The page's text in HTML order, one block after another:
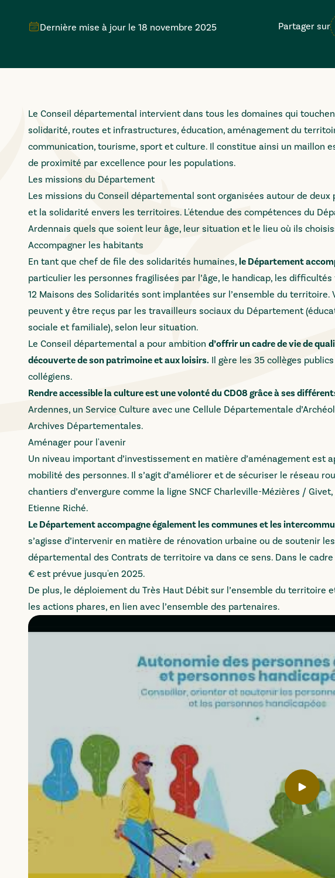
Dernière mise à jour le 18 novembre 2025 Partager sur
Le Conseil départemental intervient dans tous les domaines qui
solidarité, routes et infrastructures, éducation, aménagement du
communication, tourisme, sport et culture. Il constitue ainsi un maillon
de proximité par excellence pour les populations.
Les missions du Département
Les missions du Conseil départemental sont organisées autour de
et la solidarité envers les territoires. L'étendue des compétences du
Ardennais quels que soient leur âge, leur situation et le lieu où ils
Accompagner les habitants
En tant que chef de file des solidarités humaines, le Département
particulier les personnes fragilisées par l’âge, le handicap, les
12 Maisons des Solidarités sont implantées sur l’ensemble du
peuvent y être reçus par les travailleurs sociaux du Département
sociale et familiale), selon leur situation.
Le Conseil départemental a pour ambition d’offrir un cadre de vie de
découverte de son patrimoine et aux loisirs. Il gère les 35 collèges
collégiens.
Rendre accessible la culture est une volonté du CD08 grâce à ses
Ardennes, un Service Culture avec une Cellule Départementale
Archives Départementales.
Aménager pour l'avenir
Un niveau important d’investissement en matière d’aménagement
mobilité des personnes. Il s’agit d’améliorer et de sécuriser le réseau
chantiers d’envergure comme la ligne SNCF Charleville-Mézières /
Etienne Riché.
Le Département accompagne également les communes et les
s’agisse d’intervenir en matière de rénovation urbaine ou de soutenir
départemental des Contrats de territoire va dans ce sens. Dans le
€ est prévue jusqu'en 2025.
De plus, le déploiement du Très Haut Débit sur l’ensemble du
les actions phares, en lien avec l’ensemble des partenaires.
Lancer